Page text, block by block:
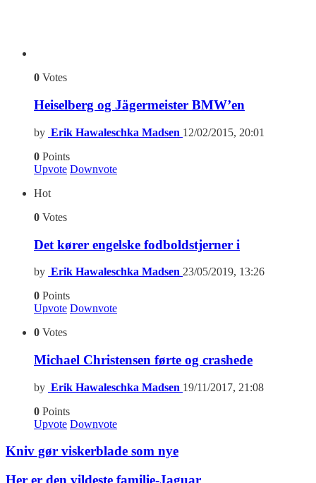
0 Votes
Heiselberg og Jägermeister BMW’en
by Erik Hawaleschka Madsen 12/02/2015, 20:01
0 Points
Upvote Downvote
Hot
0 Votes
Det kører engelske fodboldstjerner i
by Erik Hawaleschka Madsen 23/05/2019, 13:26
0 Points
Upvote Downvote
0 Votes
Michael Christensen førte og crashede
by Erik Hawaleschka Madsen 19/11/2017, 21:08
0 Points
Upvote Downvote
Kniv gør viskerblade som nye
Her er den vildeste familie-Jaguar